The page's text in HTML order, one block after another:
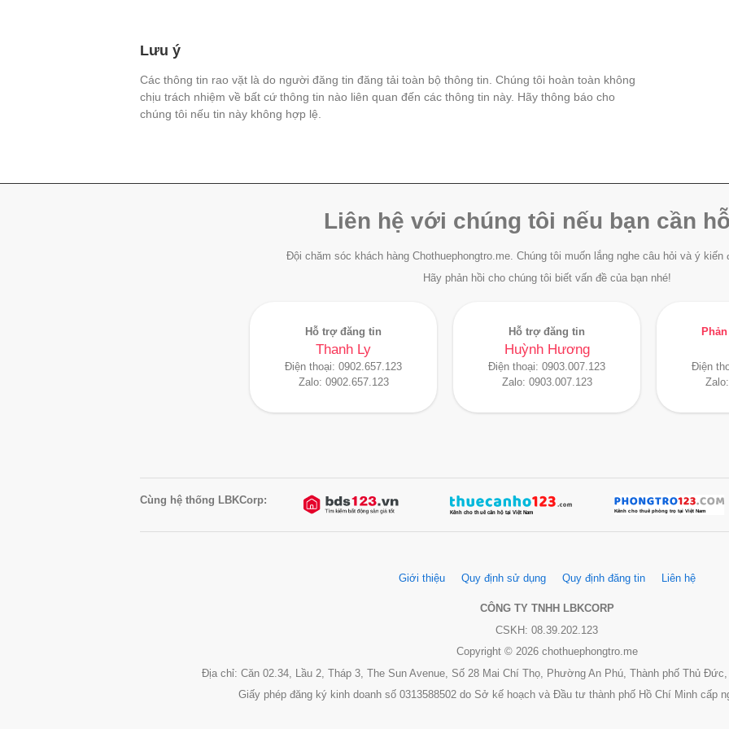
Lưu ý
Các thông tin rao vặt là do người đăng tin đăng tải toàn bộ thông tin. Chúng tôi hoàn toàn không
chịu trách nhiệm về bất cứ thông tin nào liên quan đến các thông tin này. Hãy thông báo cho
chúng tôi nếu tin này không hợp lệ.
Liên hệ với chúng tôi nếu bạn cần
Đội chăm sóc khách hàng Chothuephongtro.me. Chúng tôi muốn lắng nghe câu hỏi và ý kiến
Hãy phản hồi cho chúng tôi biết vấn đề của bạn nhé!
Hỗ trợ đăng tin
Thanh Ly
Điện thoại: 0902.657.123
Zalo: 0902.657.123
Hỗ trợ đăng tin
Huỳnh Hương
Điện thoại: 0903.007.123
Zalo: 0903.007.123
Điện
Cùng hệ thống LBKCorp:
Giới thiệu Quy định sử dụng Quy định đăng tin Liên hệ
CÔNG TY TNHH LBKCORP
CSKH: 08.39.202.123
Copyright © 2026 chothuephongtro.me
Địa chỉ: Căn 02.34, Lầu 2, Tháp 3, The Sun Avenue, Số 28 Mai Chí Thọ, Phường An Phú, Thành phố Thủ
Giấy phép đăng ký kinh doanh số 0313588502 do Sở kế hoạch và Đầu tư thành phố Hồ Chí Minh cấp